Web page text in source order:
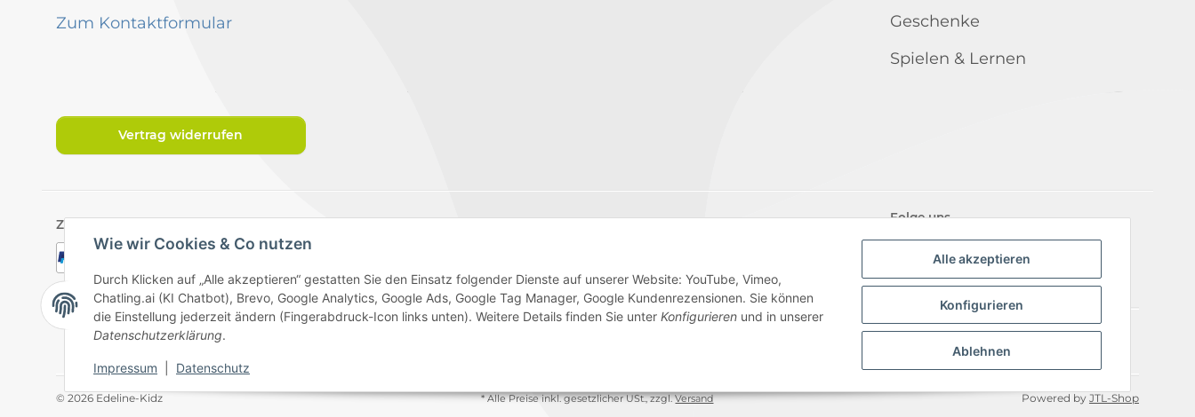
Alle akzeptieren
Konfigurieren
Ablehnen
Wie wir Cookies & Co nutzen
Durch Klicken auf „Alle akzeptieren“ gestatten Sie den Einsatz folgender Dienste auf unserer Website: YouTube, Vimeo,
Chatling.ai (KI Chatbot), Brevo, Google Analytics, Google Ads, Google Tag Manager, Google Kundenrezensionen. Sie können
die Einstellung jederzeit ändern (Fingerabdruck-Icon links unten). Weitere Details finden Sie unter Konfigurieren und in unserer
Datenschutzerklärung.
Impressum Datenschutz
Zum Kontaktformular
Geschenke
Spielen & Lernen
Vertrag widerrufen
Zahlungsarten Folge uns
© 2026 Edeline-Kidz * Alle Preise inkl. gesetzlicher USt., zzgl.Versand Powered by JTL-Shop